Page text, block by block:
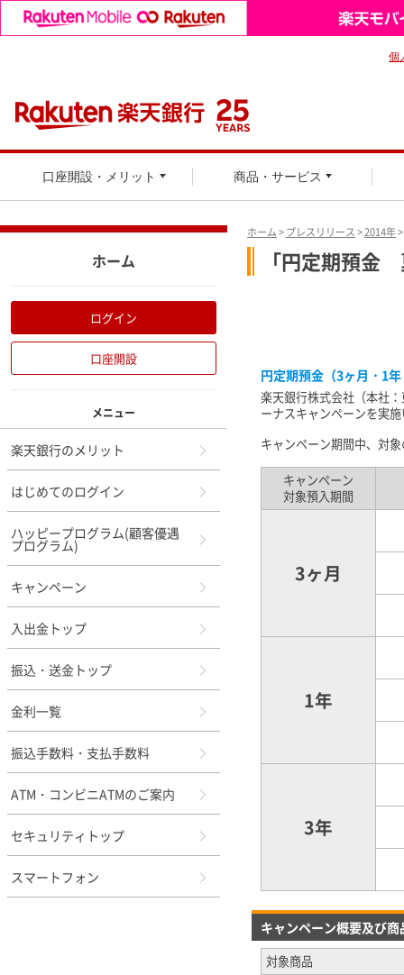
口座開設・メリット 商品・サービス
個
ホーム>プレスリリース>2014年
「円定期預金
円定期預金（3ヶ月・1
楽天銀行株式会社（本社
ーナスキャンペーンを実
キャンペーン期間中、対
キャンペーン
対象預入期間
3ヶ月
1年
3年
キャンペーン概要及び
対象商品
ホーム
ログイン
口座開設
メニュー
楽天銀行のメリット
はじめてのログイン
ハッピープログラム(顧客優遇
プログラム)
キャンペーン
入出金トップ
振込・送金トップ
金利一覧
振込手数料・支払手数料
ATM・コンビニATMのご案内
セキュリティトップ
スマートフォン